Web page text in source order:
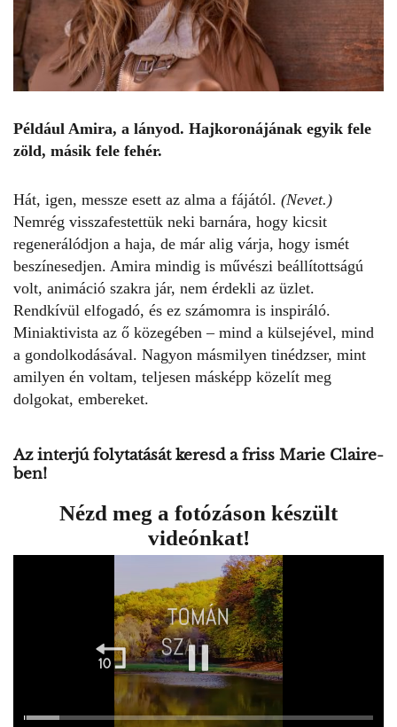
Például Amira, a lányod. Hajkoronájának egyik fele
zöld, másik fele fehér.
Hát, igen, messze esett az alma a fájától. (Nevet.)
Nemrég visszafestettük neki barnára, hogy kicsit
regenerálódjon a haja, de már alig várja, hogy ismét
beszínesedjen. Amira mindig is művészi beállítottságú
volt, animáció szakra jár, nem érdekli az üzlet.
Rendkívül elfogadó, és ez számomra is inspiráló.
Miniaktivista az ő közegében – mind a külsejével, mind
a gondolkodásával. Nagyon másmilyen tinédzser, mint
amilyen én voltam, teljesen másképp közelít meg
dolgokat, embereket.
Az interjú folytatását keresd afriss Marie Claire-
ben!
Nézd meg a fotózáson készült
videónkat!